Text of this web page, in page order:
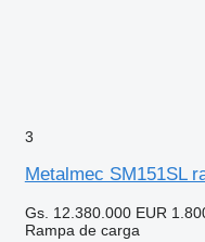
3
Metalmec SM151SL
Gs. 12.380.000 EUR
Rampa de carga